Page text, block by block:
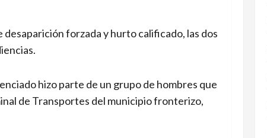
forzada y hurto calificado, las dos
hizo parte de un grupo de hombres que
de Transportes del municipio fronterizo,